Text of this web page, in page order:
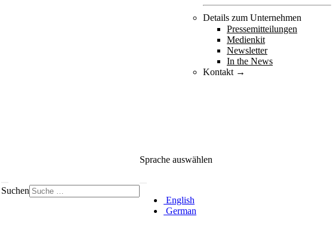
Details zum Unternehmen
Pressemitteilungen
Medienkit
Newsletter
In the News
Kontakt →
Suchen
Sprache auswählen
English
German